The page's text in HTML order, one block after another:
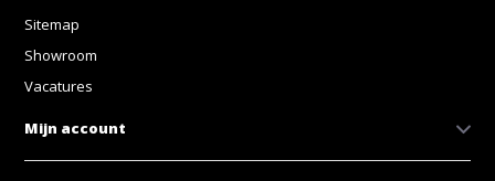
Sitemap
Showroom
Vacatures
Mijn account